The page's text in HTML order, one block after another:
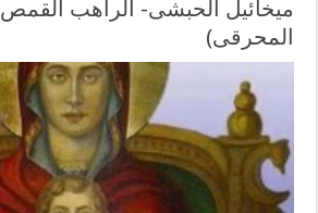
ميخائيل الحبشى- الراهب
المحرقى)